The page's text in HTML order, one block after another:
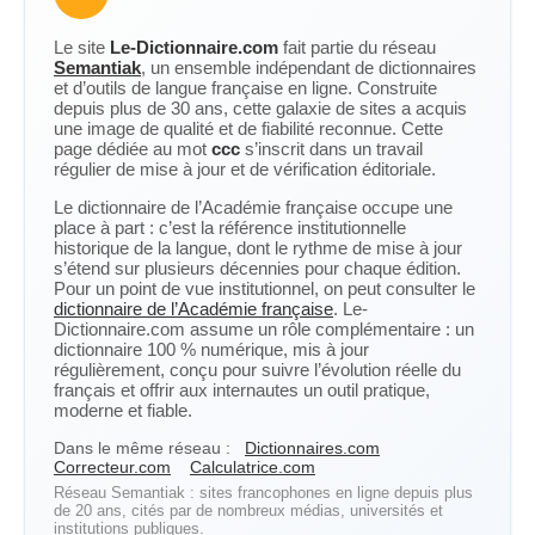
Le site Le-Dictionnaire.com fait partie du réseau
Semantiak, un ensemble indépendant de dictionnaires
et d’outils de langue française en ligne. Construite
depuis plus de 30 ans, cette galaxie de sites a acquis
une image de qualité et de fiabilité reconnue. Cette
page dédiée au mot ccc s’inscrit dans un travail
régulier de mise à jour et de vérification éditoriale.
Le dictionnaire de l’Académie française occupe une
place à part : c’est la référence institutionnelle
historique de la langue, dont le rythme de mise à jour
s’étend sur plusieurs décennies pour chaque édition.
Pour un point de vue institutionnel, on peut consulter le
dictionnaire de l’Académie française. Le-
Dictionnaire.com assume un rôle complémentaire : un
dictionnaire 100 % numérique, mis à jour
régulièrement, conçu pour suivre l’évolution réelle du
français et offrir aux internautes un outil pratique,
moderne et fiable.
Dans le même réseau :
Dictionnaires.com
Correcteur.com
Calculatrice.com
Réseau Semantiak : sites francophones en ligne depuis plus
de 20 ans, cités par de nombreux médias, universités et
institutions publiques.